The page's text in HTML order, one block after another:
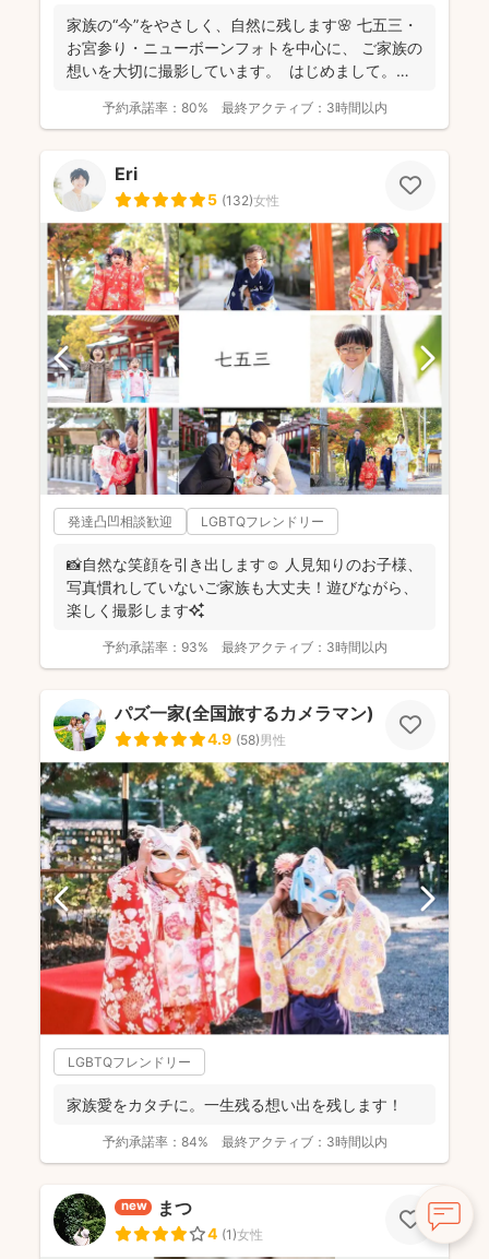
家族の“今”をやさしく、自然に残します🌸 七五三・
お宮参り・ニューボーンフォトを中心に、 ご家族の
想いを大切に撮影しています。 はじめまして。
予約承諾率： 80% 最終アクティブ： 3時間以内
Eri
5 (132)女性
発達凸凹相談歓迎 LGBTQフレンドリー
📸自然な笑顔を引き出します☺️ 人見知りのお子様、
写真慣れしていないご家族も大丈夫！遊びながら、
楽しく撮影します✨
予約承諾率： 93% 最終アクティブ： 3時間以内
パズ一家(全国旅するカメラマン)
4.9 (58)男性
LGBTQフレンドリー
家族愛をカタチに。一生残る想い出を残します！
予約承諾率： 84% 最終アクティブ： 3時間以内
new まつ
4 (1)女性